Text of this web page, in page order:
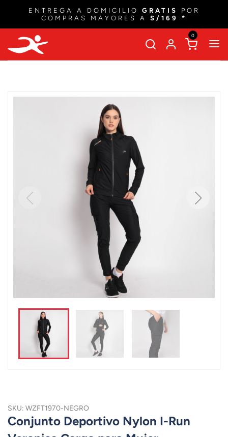
ENTREGA A DOMICILIO GRATIS
POR
COMPRAS MAYORES A S/169 *
0
SKU: WZFT1970-NEGRO
Conjunto Deportivo Nylon I-Run